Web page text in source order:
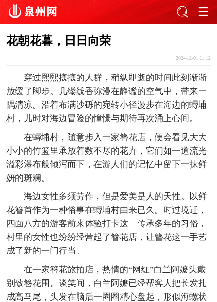
花朝花暮，日日向荣
2024-12-01 21:12
穿过熙熙攘攘的人群，稍纵即逝的时间此刻渐渐
放缓了脚步。几缕线香弥漫在静谧的空气中，带来一
隅清凉。沿着布满沙砾的宛转小径漫步在海边的蟳埔
村，儿时对海边冒险的憧憬与期待再次涌上心间。
在蟳埔村，随意步入一家簪花店，便会看见大大
小小的竹篮里承放着数不尽的花卉，它们如一道流光
溢彩瀑布般倾泻而下，在游人们的记忆中留下一抹鲜
妍的斑斓。
海边女性多须劳作，但是爱美是人的天性。以鲜
花簪首作为一种俗事在蟳埔村由来已久。时过境迁，
四面八方的游客前来体验打卡这一传承多年的习俗，
村里的女性也纷纷经营起了簪花店，让簪花这一手艺
成了新的一门行当。
在一家簪花旅拍店，热情的“网红”白兰阿嬷头戴
别致簪花围。谈笑间，白兰阿嬷已经帮客人把长发扎
成高马尾，头发在脑后一圈圈精心盘起，形似海螺状